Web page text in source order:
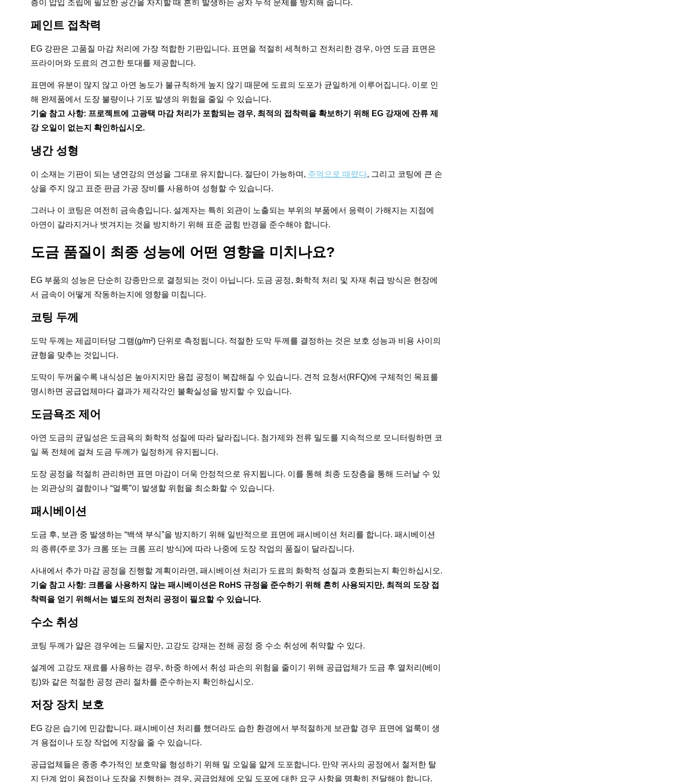
층이 압입 조립에 필요한 공간을 차지할 때 흔히 발생하는 공차 누적 문제를 방지해 줍니다.
페인트 접착력
EG 강판은 고품질 마감 처리에 가장 적합한 기판입니다. 표면을 적절히 세척하고 전처리한 경우, 아연 도금 표면은
프라이머와 도료의 견고한 토대를 제공합니다.
표면에 유분이 많지 않고 아연 농도가 불규칙하게 높지 않기 때문에 도료의 도포가 균일하게 이루어집니다. 이로 인
해 완제품에서 도장 불량이나 기포 발생의 위험을 줄일 수 있습니다.
기술 참고 사항: 프로젝트에 고광택 마감 처리가 포함되는 경우, 최적의 접착력을 확보하기 위해 EG 강재에 잔류 제
강 오일이 없는지 확인하십시오.
냉간 성형
이 소재는 기판이 되는 냉연강의 연성을 그대로 유지합니다. 절단이 가능하며, 주먹으로 때렸다, 그리고 코팅에 큰 손
상을 주지 않고 표준 판금 가공 장비를 사용하여 성형할 수 있습니다.
그러나 이 코팅은 여전히 금속층입니다. 설계자는 특히 외관이 노출되는 부위의 부품에서 응력이 가해지는 지점에
아연이 갈라지거나 벗겨지는 것을 방지하기 위해 표준 굽힘 반경을 준수해야 합니다.
도금 품질이 최종 성능에 어떤 영향을 미치나요?
EG 부품의 성능은 단순히 강종만으로 결정되는 것이 아닙니다. 도금 공정, 화학적 처리 및 자재 취급 방식은 현장에
서 금속이 어떻게 작동하는지에 영향을 미칩니다.
코팅 두께
도막 두께는 제곱미터당 그램(g/m²) 단위로 측정됩니다. 적절한 도막 두께를 결정하는 것은 보호 성능과 비용 사이의
균형을 맞추는 것입니다.
도막이 두꺼울수록 내식성은 높아지지만 용접 공정이 복잡해질 수 있습니다. 견적 요청서(RFQ)에 구체적인 목표를
명시하면 공급업체마다 결과가 제각각인 불확실성을 방지할 수 있습니다.
도금욕조 제어
아연 도금의 균일성은 도금욕의 화학적 성질에 따라 달라집니다. 첨가제와 전류 밀도를 지속적으로 모니터링하면 코
일 폭 전체에 걸쳐 도금 두께가 일정하게 유지됩니다.
도장 공정을 적절히 관리하면 표면 마감이 더욱 안정적으로 유지됩니다. 이를 통해 최종 도장층을 통해 드러날 수 있
는 외관상의 결함이나 “얼룩”이 발생할 위험을 최소화할 수 있습니다.
패시베이션
도금 후, 보관 중 발생하는 “백색 부식”을 방지하기 위해 일반적으로 표면에 패시베이션 처리를 합니다. 패시베이션
의 종류(주로 3가 크롬 또는 크롬 프리 방식)에 따라 나중에 도장 작업의 품질이 달라집니다.
사내에서 추가 마감 공정을 진행할 계획이라면, 패시베이션 처리가 도료의 화학적 성질과 호환되는지 확인하십시오.
기술 참고 사항: 크롬을 사용하지 않는 패시베이션은 RoHS 규정을 준수하기 위해 흔히 사용되지만, 최적의 도장 접
착력을 얻기 위해서는 별도의 전처리 공정이 필요할 수 있습니다.
수소 취성
코팅 두께가 얇은 경우에는 드물지만, 고강도 강재는 전해 공정 중 수소 취성에 취약할 수 있다.
설계에 고강도 재료를 사용하는 경우, 하중 하에서 취성 파손의 위험을 줄이기 위해 공급업체가 도금 후 열처리(베이
킹)와 같은 적절한 공정 관리 절차를 준수하는지 확인하십시오.
저장 장치 보호
EG 강은 습기에 민감합니다. 패시베이션 처리를 했더라도 습한 환경에서 부적절하게 보관할 경우 표면에 얼룩이 생
겨 용접이나 도장 작업에 지장을 줄 수 있습니다.
공급업체들은 종종 추가적인 보호막을 형성하기 위해 밀 오일을 얇게 도포합니다. 만약 귀사의 공정에서 철저한 탈
지 단계 없이 용접이나 도장을 진행하는 경우, 공급업체에 오일 도포에 대한 요구 사항을 명확히 전달해야 합니다.